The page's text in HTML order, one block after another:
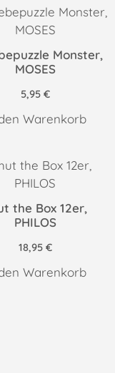
Monster,
MOSES
5,95 €
Warenkorb
the Box 12er,
PHILOS
18,95 €
Warenkorb